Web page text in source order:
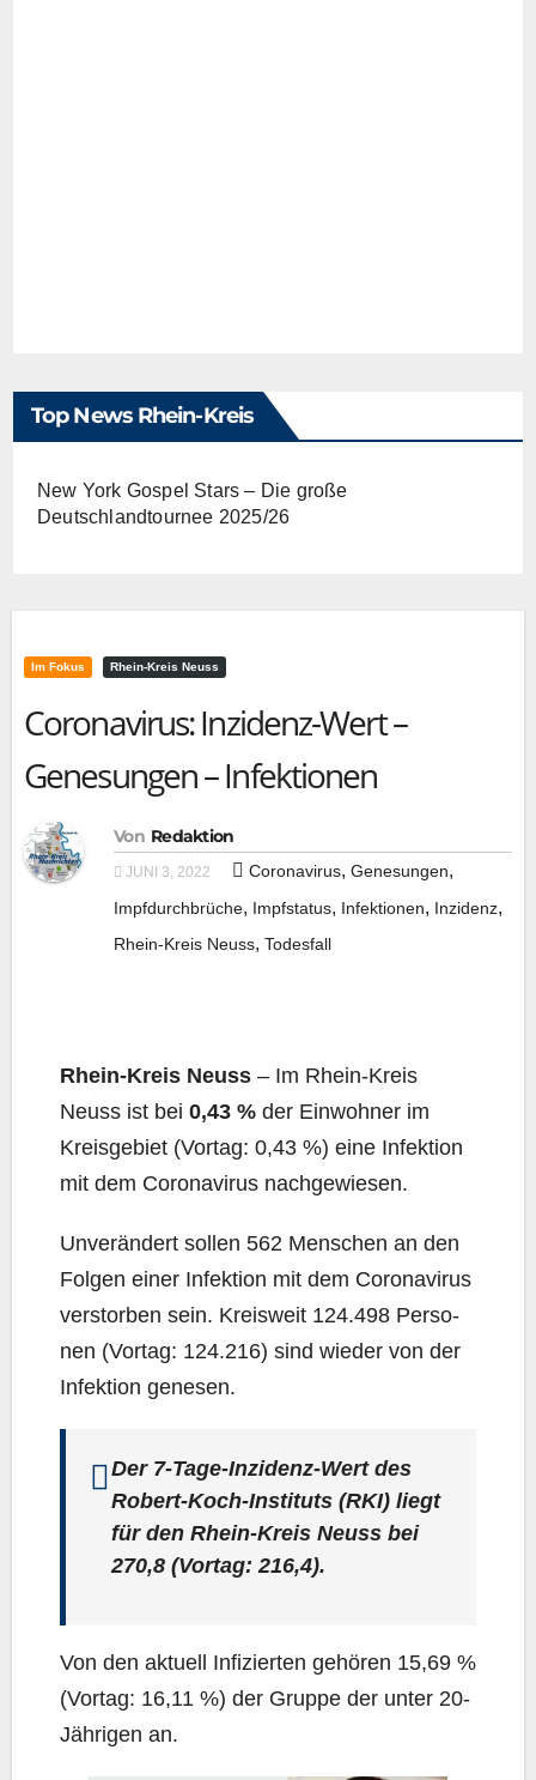
Top News Rhein-Kreis
New York Gospel Stars – Die große
Deutschlandtournee 2025/26
Im Fokus Rhein-Kreis Neuss
Coronavirus: Inzidenz-Wert –
Genesungen – Infektionen
Von Redaktion
JUNI 3, 2022 Coronavirus, Genesungen,
Impfdurchbrüche, Impfstatus, Infektionen, Inzidenz,
Rhein-Kreis Neuss, Todesfall
Rhein-Kreis Neuss – Im Rhein-Kreis
Neuss ist bei 0,43 % der Ein­woh­ner im
Kreis­ge­biet (Vor­tag: 0,43 %) eine Infek­ti­on
mit dem Coro­na­vi­rus nachgewiesen.
Unver­än­dert sol­len 562 Men­schen an den
Fol­gen einer Infek­ti­on mit dem Coro­na­vi­rus
ver­stor­ben sein. Kreis­weit 124.498 Per­so­
nen (Vor­tag: 124.216) sind wie­der von der
Infek­ti­on genesen.
Der 7‑Ta­ge-Inzi­denz-Wert des
Robert-Koch-Insti­tuts (RKI) liegt
für den Rhein-Kreis Neuss bei
270,8 (Vor­tag: 216,4).
Von den aktu­ell Infi­zier­ten gehö­ren 15,69 %
(Vor­tag: 16,11 %) der Grup­pe der unter 20-
Jäh­ri­gen an.